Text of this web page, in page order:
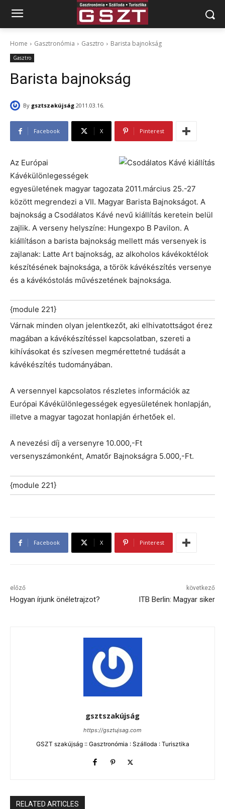
Home Gasztronómia Gasztro Barista bajnokság
Gasztro
Barista bajnokság
By gsztszakújság 2011.03.16.
Facebook X Pinterest
Az Európai
Kávékülönlegességek
egyesületének magyar tagozata 2011.március 25.-27
között megrendezi a VII. Magyar Barista Bajnokságot. A
bajnokság a Csodálatos Kávé nevű kiállítás keretein belül
zajlik. A verseny helyszíne: Hungexpo B Pavilon. A
kiállításon a barista bajnokság mellett más versenyek is
zajlanak: Latte Art bajnokság, az alkoholos kávékoktélok
készítésének bajnoksága, a török kávékészítés versenye
és a kávékóstolás művészetének bajnoksága.
{module 221}
Várnak minden olyan jelentkezőt, aki elhivatottságot érez
magában a kávékészítéssel kapcsolatban, szereti a
kihívásokat és szívesen megmérettetné tudását a
kávékészítés tudományában.
A versennyel kapcsolatos részletes információk az
Európai Kávékülönlegességek egyesületének honlapján,
illetve a magyar tagozat honlapján érhetőek el.
A nevezési díj a versenyre 10.000,-Ft
versenyszámonként, Amatőr Bajnokságra 5.000,-Ft.
{module 221}
Facebook X Pinterest
előző
Hogyan írjunk önéletrajzot?
következő
ITB Berlin: Magyar siker
gsztszakújság
https://gsztujsag.com
GSZT szakújság :: Gasztronómia : Szálloda : Turisztika
RELATED ARTICLES